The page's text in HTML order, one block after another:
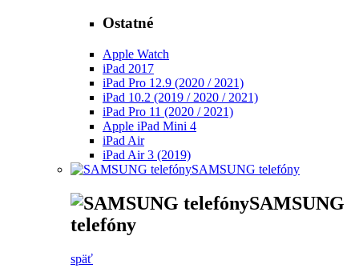
Ostatné
Apple Watch
iPad 2017
iPad Pro 12.9 (2020 / 2021)
iPad 10.2 (2019 / 2020 / 2021)
iPad Pro 11 (2020 / 2021)
Apple iPad Mini 4
iPad Air
iPad Air 3 (2019)
SAMSUNG telefóny
SAMSUNG
telefóny
späť